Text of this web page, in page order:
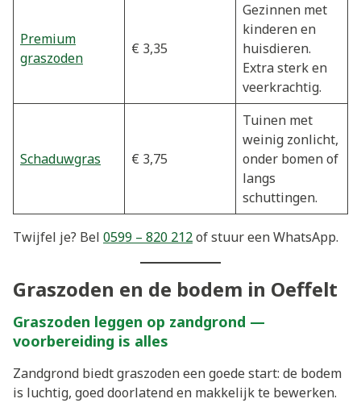
Premium
graszoden
€ 3,35
Gezinnen met
kinderen en
huisdieren.
Extra sterk en
veerkrachtig.
Schaduwgras € 3,75
Tuinen met
weinig zonlicht,
onder bomen of
langs
schuttingen.
Twijfel je? Bel 0599 – 820 212of stuur een WhatsApp.
Graszoden en de bodem in Oeffelt
Graszoden leggen op zandgrond —
voorbereiding is alles
Zandgrond biedt graszoden een goede start: de bodem
is luchtig, goed doorlatend en makkelijk te bewerken.